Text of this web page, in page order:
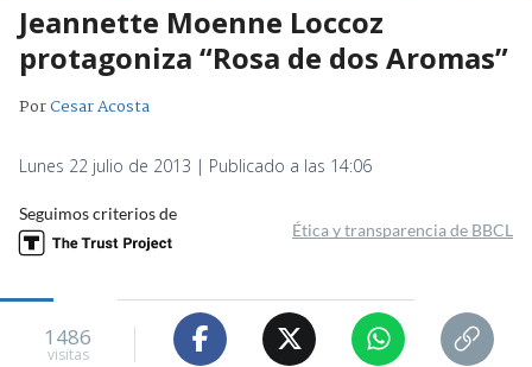
Jeannette Moenne Loccoz
protagoniza “Rosa de dos Aromas”
PorCesar Acosta
Lunes 22 julio de 2013 | Publicado a las 14:06
Seguimos criterios de
Ética y transparencia de BBCL
1486
visitas